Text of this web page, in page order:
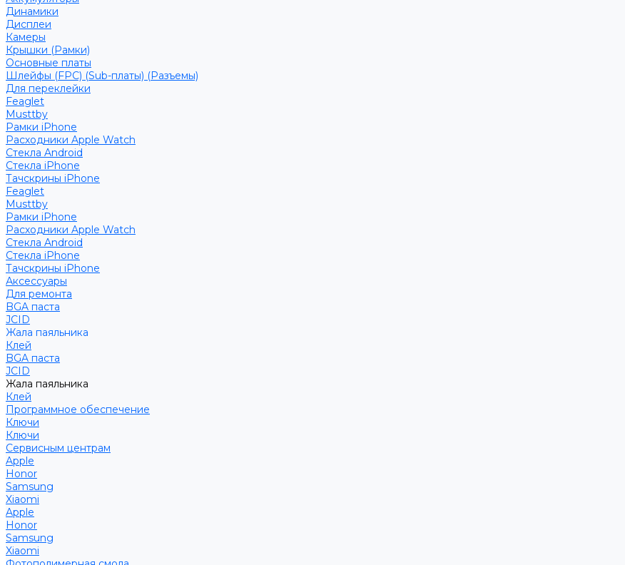
Динамики
Дисплеи
Камеры
Крышки (Рамки)
Основные платы
Шлейфы (FPC) (Sub-платы) (Разъемы)
Для переклейки
Feaglet
Musttby
Рамки iPhone
Расходники Apple Watch
Стекла Android
Стекла iPhone
Тачскрины iPhone
Feaglet
Musttby
Рамки iPhone
Расходники Apple Watch
Стекла Android
Стекла iPhone
Тачскрины iPhone
Аксессуары
Для ремонта
BGA паста
JCID
Жала паяльника
Клей
BGA паста
JCID
Жала паяльника
Клей
Программное обеспечение
Ключи
Ключи
Сервисным центрам
Apple
Honor
Samsung
Xiaomi
Apple
Honor
Samsung
Xiaomi